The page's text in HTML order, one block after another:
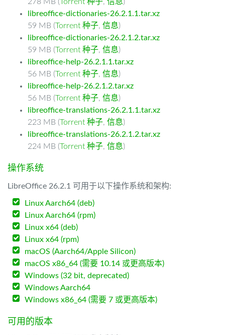
libreoffice-dictionaries-26.2.1.1.tar.xz
59 MB (Torrent 种子, 信息)
libreoffice-dictionaries-26.2.1.2.tar.xz
59 MB (Torrent 种子, 信息)
libreoffice-help-26.2.1.1.tar.xz
56 MB (Torrent 种子, 信息)
libreoffice-help-26.2.1.2.tar.xz
56 MB (Torrent 种子, 信息)
libreoffice-translations-26.2.1.1.tar.xz
223 MB (Torrent 种子, 信息)
libreoffice-translations-26.2.1.2.tar.xz
224 MB (Torrent 种子, 信息)
操作系统
LibreOffice 26.2.1 可用于以下操作系统和架构:
Linux Aarch64 (deb)
Linux Aarch64 (rpm)
Linux x64 (deb)
Linux x64 (rpm)
macOS (Aarch64/Apple Silicon)
macOS x86_64 (需要 10.14 或更高版本)
Windows (32 bit, deprecated)
Windows Aarch64
Windows x86_64 (需要 7 或更高版本)
可用的版本